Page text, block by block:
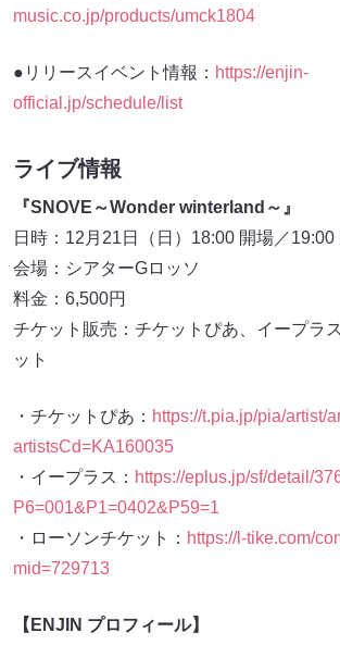
music.co.jp/products/umck1804
●リリースイベント情報： https://enjin-
official.jp/schedule/list
ライブ情報
『SNOVE～Wonder winterland～』
日時：12月21日（日）18:00 開場／19:00
会場：シアターGロッソ
料金：6,500円
チケット販売：チケットぴあ、イープラ
ット
・チケットぴあ： https://t.pia.jp/pia/artist/
artistsCd=KA160035
・イープラス： https://eplus.jp/sf/detail/
P6=001&P1=0402&P59=1
・ローソンチケット： https://l-tike.com/
mid=729713
【ENJIN プロフィール】